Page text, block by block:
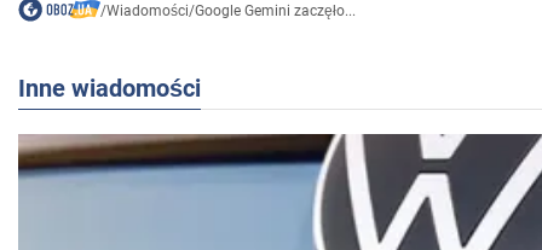
/Wiadomości/Google Gemini zaczęło...
Inne wiadomości